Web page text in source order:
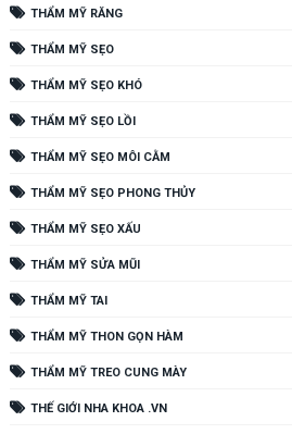
THẨM MỸ RĂNG
THẨM MỸ SẸO
THẨM MỸ SẸO KHÓ
THẨM MỸ SẸO LỒI
THẨM MỸ SẸO MÔI CẰM
THẨM MỸ SẸO PHONG THỦY
THẨM MỸ SẸO XẤU
THẨM MỸ SỬA MŨI
THẨM MỸ TAI
THẨM MỸ THON GỌN HÀM
THẨM MỸ TREO CUNG MÀY
THẾ GIỚI NHA KHOA .VN